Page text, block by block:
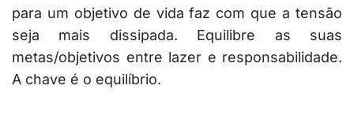
para um objetivo de vida faz com que a tensão
seja mais dissipada. Equilibre as suas
metas/objetivos entre lazer e responsabilidade.
A chave é o equilíbrio.